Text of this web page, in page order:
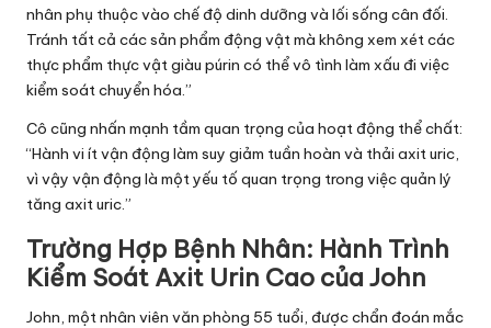
nhân phụ thuộc vào chế độ dinh dưỡng và lối sống cân đối.
Tránh tất cả các sản phẩm động vật mà không xem xét các
thực phẩm thực vật giàu púrin có thể vô tình làm xấu đi việc
kiểm soát chuyển hóa.”
Cô cũng nhấn mạnh tầm quan trọng của hoạt động thể chất:
“Hành vi ít vận động làm suy giảm tuần hoàn và thải axit uric,
vì vậy vận động là một yếu tố quan trọng trong việc quản lý
tăng axit uric.”
Trường Hợp Bệnh Nhân: Hành Trình
Kiểm Soát Axit Urin Cao của John
John, một nhân viên văn phòng 55 tuổi, được chẩn đoán mắc